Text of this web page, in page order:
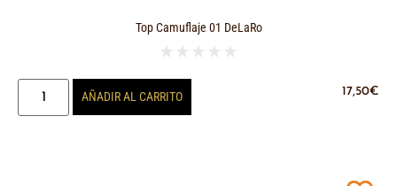
Top Camuflaje 01 DeLaRo
★ ★ ★ ★ ★
17,50€
AÑADIR AL CARRITO